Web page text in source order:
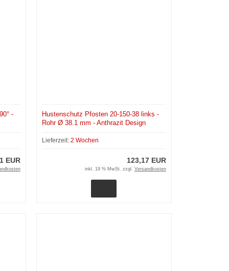
-
EUR
Hustenschutz Pfosten 20-150-38 links -
Rohr Ø 38.1 mm - Anthrazit Design
Lieferzeit: 2 Wochen
123,17 EUR
inkl. 19 % MwSt. zzgl. Versandkosten